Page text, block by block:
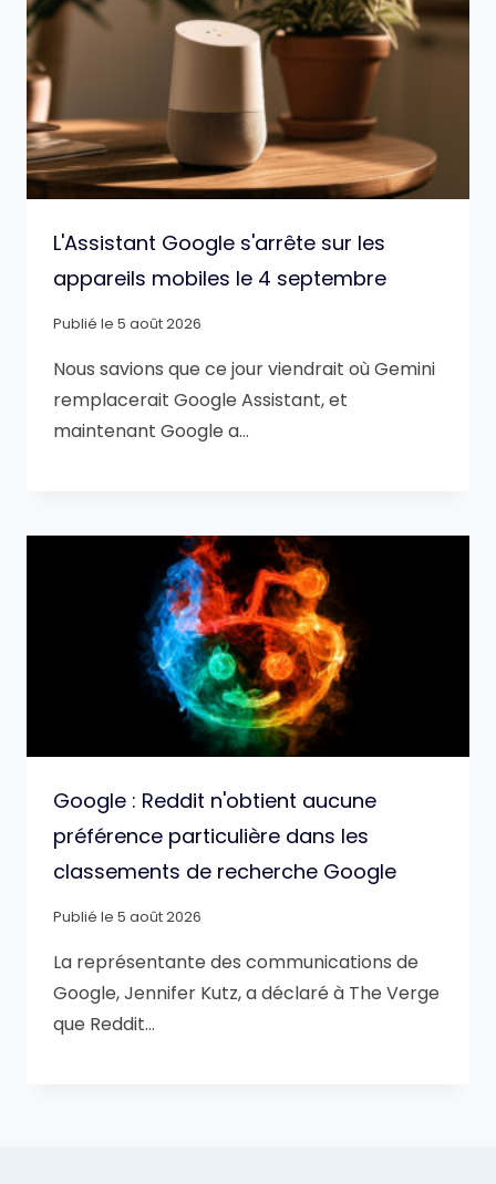
L'Assistant Google s'arrête sur les
appareils mobiles le 4 septembre
Publié le 5 août 2026
Nous savions que ce jour viendrait où Gemini
remplacerait Google Assistant, et
maintenant Google a…
Google : Reddit n'obtient aucune
préférence particulière dans les
classements de recherche Google
Publié le 5 août 2026
La représentante des communications de
Google, Jennifer Kutz, a déclaré à The Verge
que Reddit…